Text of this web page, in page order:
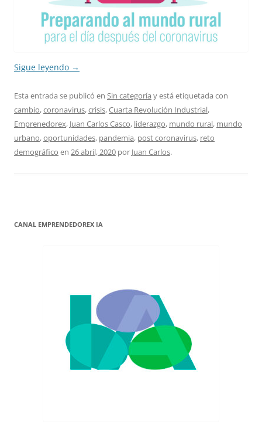
Sigue leyendo →
Esta entrada se publicó en Sin categoría y está etiquetada con
cambio,coronavirus,crisis,Cuarta Revolución Industrial,
Emprenedorex, Juan Carlos Casco, liderazgo, mundo rural, mundo
urbano,oportunidades, pandemia, post coronavirus, reto
demográfico en 26 abril, 2020 por Juan Carlos.
CANAL EMPRENDEDOREX IA